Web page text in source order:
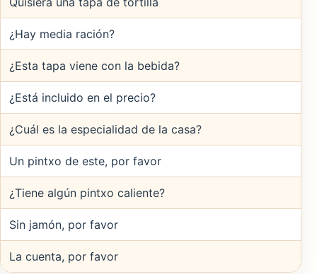
¿Hay media ración?
¿Esta tapa viene con la bebida?
¿Está incluido en el precio?
¿Cuál es la especialidad de la casa?
Un pintxo de este, por favor
¿Tiene algún pintxo caliente?
Sin jamón, por favor
La cuenta, por favor